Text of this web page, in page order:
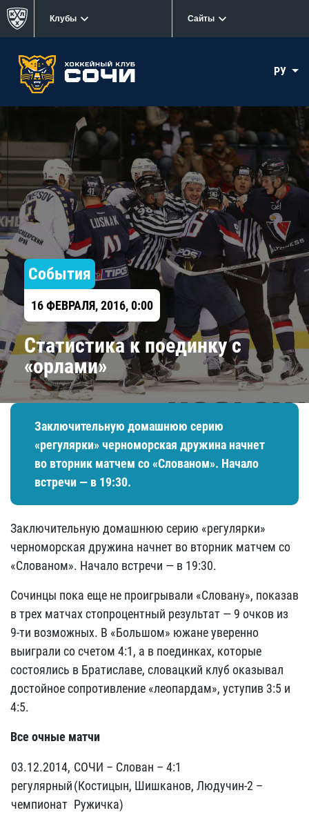
Клубы Сайты
РУ
События
16 ФЕВРАЛЯ, 2016, 0:00
Статистика к поединку с
«орлами»
Заключительную домашнюю серию
«регулярки» черноморская дружина начнет
во вторник матчем со «Слованом». Начало
встречи — в 19:30.
Заключительную домашнюю серию «регулярки»
черноморская дружина начнет во вторник матчем со
«Слованом». Начало встречи — в 19:30.
Сочинцы пока еще не проигрывали «Словану», показав
в трех матчах стопроцентный результат — 9 очков из
9-ти возможных. В «Большом» южане уверенно
выиграли со счетом 4:1, а в поединках, которые
состоялись в Братиславе, словацкий клуб оказывал
достойное сопротивление «леопардам», уступив 3:5 и
4:5.
Все очные матчи
03.12.2014,
регулярный
чемпионат
СОЧИ – Слован – 4:1
(Костицын, Шишканов, Людучин-2 –
Ружичка)